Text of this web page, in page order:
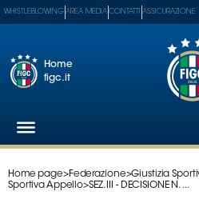
Federazione
WHISTLEBLOWING AREA MEDIA CONTATTI ASSICURAZIONE
Home
figc.it
Home page>Federazione>Giustizia
Sportiva Appello>SEZ. III - DECISIONE N. ...